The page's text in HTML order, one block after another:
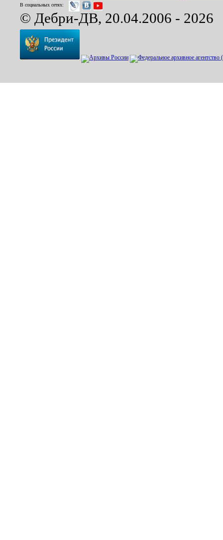
В социальных сетях:
© Дебри-ДВ, 20.04.2006 - 2026